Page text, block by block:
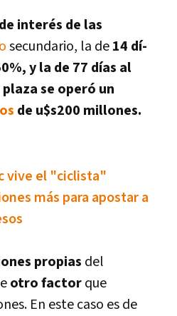
interés de las
secundario, la de14 dí­
y la de 77 dí­as al
se operó un
de u$s200 millones.
vive el "ciclista"
más para apostar a
propias del
otro factorque
En este caso es de